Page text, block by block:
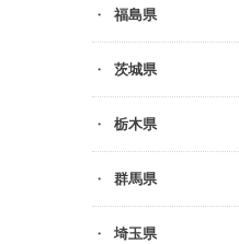
福島県
茨城県
栃木県
群馬県
埼玉県